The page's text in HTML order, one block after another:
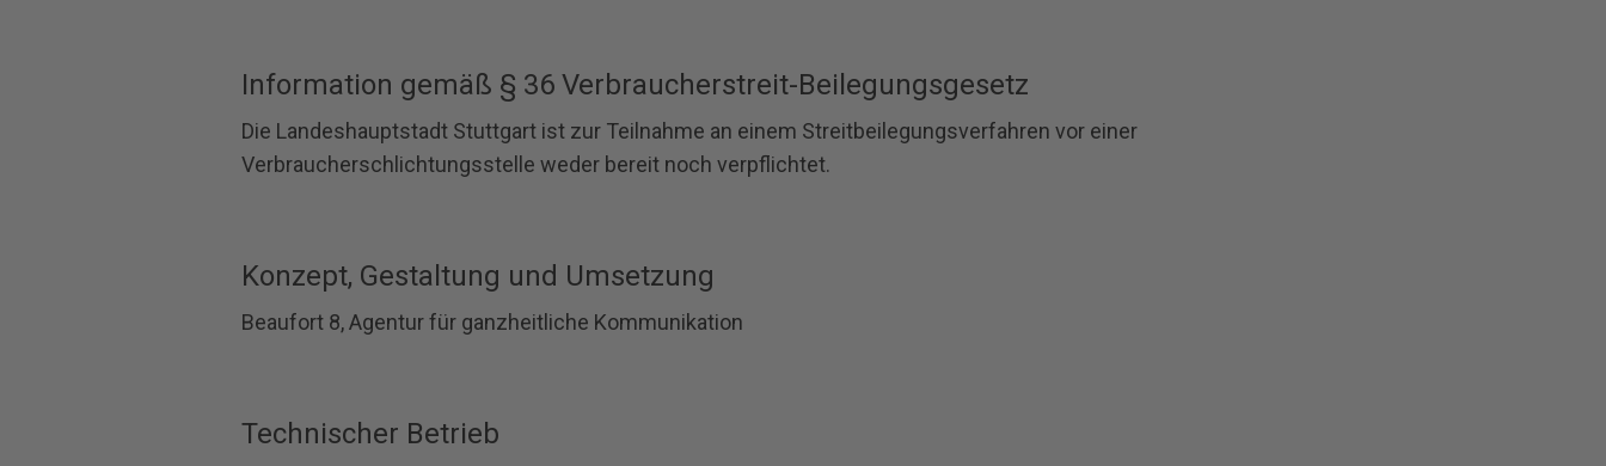
Information gemäß § 36 Verbraucherstreit-Beilegungsgesetz
Die Landeshauptstadt Stuttgart ist zur Teilnahme an einem Streitbeilegungsverfahren vor einer
Verbraucherschlichtungsstelle weder bereit noch verpflichtet.
Konzept, Gestaltung und Umsetzung
Beaufort 8, Agentur für ganzheitliche Kommunikation
Technischer Betrieb